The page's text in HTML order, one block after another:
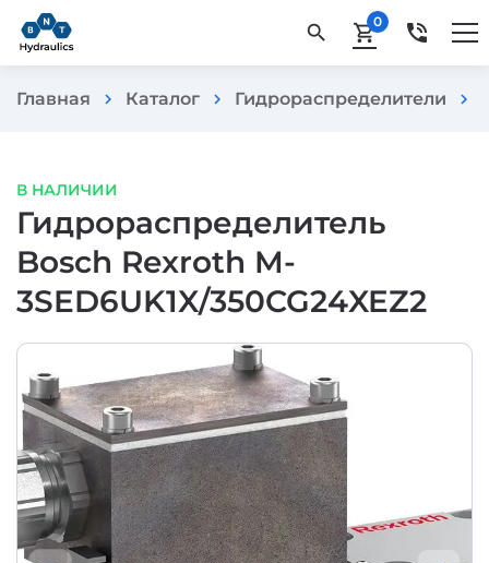
search shopping_cart0 phone_in_talk
Главная chevron_right Каталог chevron_right Гидрораспределители chevron_right
В НАЛИЧИИ
Гидрораспределитель
Bosch Rexroth M-
3SED6UK1X/350CG24XEZ2